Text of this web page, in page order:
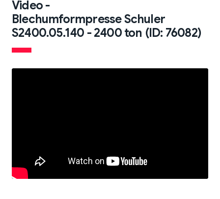
Video -
Blechumformpresse Schuler
S2400.05.140 - 2400 ton (ID: 76082)